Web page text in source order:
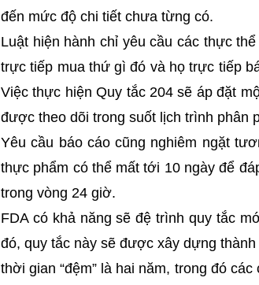
đến mức độ chi tiết chưa từng có.
Luật hiện hành chỉ yêu cầu các thực
trực tiếp mua thứ gì đó và họ trực tiếp
Việc thực hiện Quy tắc 204 sẽ áp đặt
được theo dõi trong suốt lịch trình phân
Yêu cầu báo cáo cũng nghiêm ngặt
thực phẩm có thể mất tới 10 ngày để
trong vòng 24 giờ.
FDA có khả năng sẽ đệ trình quy tắc
đó, quy tắc này sẽ được xây dựng
thời gian “đệm” là hai năm, trong đó